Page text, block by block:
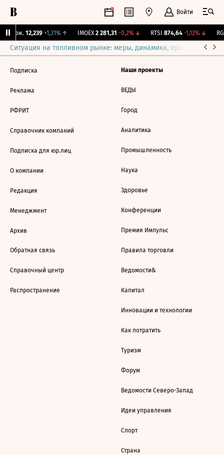
Войти
Бирж. 12,239 +1,31%↑ IMOEX 2 281,31 -0,2%↓ RTSI 874,64 -1,12%↓
Ситуация на топливном рынке: меры, динамика, прогнозы
Подписка
Реклама
РФРИТ
Справочник компаний
Подписка для юр.лиц
О компании
Редакция
Менеджмент
Архив
Обратная связь
Справочный центр
Распространение
Наши проекты
ВЕДЫ
Город
Аналитика
Промышленность
Наука
Здоровье
Конференции
Премия Импульс
Правила торговли
Ведомости&
Капитал
Инновации и технологии
Как потратить
Туризм
Форум
Ведомости Северо-Запад
Идеи управления
Спорт
Страна